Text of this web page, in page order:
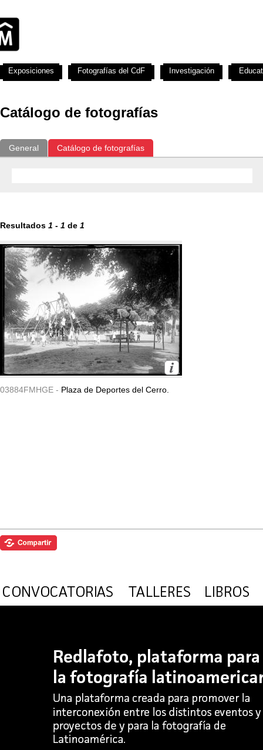
Catálogo de fotografías
General Catálogo de fotografías
Resultados 1 - 1 de 1
03884FMHGE - Plaza de Deportes del Cerro.
Exposiciones Fotografías del CdF Investigación